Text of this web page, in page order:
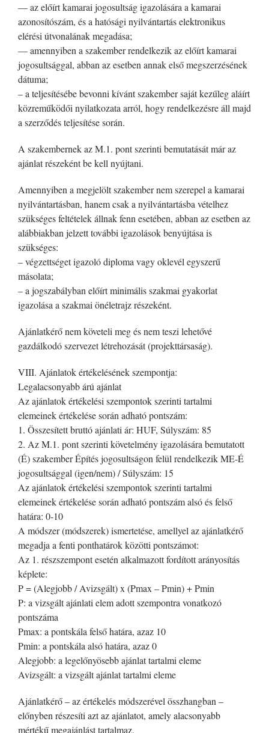
— az előírt kamarai jogosultság igazolására a kamarai
azonosítószám, és a hatósági nyilvántartás elektronikus
elérési útvonalának megadása;
— amennyiben a szakember rendelkezik az előírt kamarai
jogosultsággal, abban az esetben annak első megszerzésének
dátuma;
– a teljesítésébe bevonni kívánt szakember saját kezűleg aláírt
közreműködői nyilatkozata arról, hogy rendelkezésre áll majd
a szerződés teljesítése során.
A szakembernek az M.1. pont szerinti bemutatását már az
ajánlat részeként be kell nyújtani.
Amennyiben a megjelölt szakember nem szerepel a kamarai
nyilvántartásban, hanem csak a nyilvántartásba vételhez
szükséges feltételek állnak fenn esetében, abban az esetben az
alábbiakban jelzett további igazolások benyújtása is
szükséges:
– végzettséget igazoló diploma vagy oklevél egyszerű
másolata;
– a jogszabályban előírt minimális szakmai gyakorlat
igazolása a szakmai önéletrajz részeként.
Ajánlatkérő nem követeli meg és nem teszi lehetővé
gazdálkodó szervezet létrehozását (projekttársaság).
VIII. Ajánlatok értékelésének szempontja:
Legalacsonyabb árú ajánlat
Az ajánlatok értékelési szempontok szerinti tartalmi
elemeinek értékelése során adható pontszám:
1. Összesített bruttó ajánlati ár: HUF, Súlyszám: 85
2. Az M.1. pont szerinti követelmény igazolására bemutatott
(É) szakember Építés jogosultságon felül rendelkezik ME-É
jogosultsággal (igen/nem) / Súlyszám: 15
Az ajánlatok értékelési szempontok szerinti tartalmi
elemeinek értékelése során adható pontszám alsó és felső
határa: 0-10
A módszer (módszerek) ismertetése, amellyel az ajánlatkérő
megadja a fenti ponthatárok közötti pontszámot:
Az 1. részszempont esetén alkalmazott fordított arányosítás
képlete:
P = (Alegjobb / Avizsgált) x (Pmax – Pmin) + Pmin
P: a vizsgált ajánlati elem adott szempontra vonatkozó
pontszáma
Pmax: a pontskála felső határa, azaz 10
Pmin: a pontskála alsó határa, azaz 0
Alegjobb: a legelőnyösebb ajánlat tartalmi eleme
Avizsgált: a vizsgált ajánlat tartalmi eleme
Ajánlatkérő – az értékelés módszerével összhangban –
előnyben részesíti azt az ajánlatot, amely alacsonyabb
mértékű megajánlást tartalmaz.